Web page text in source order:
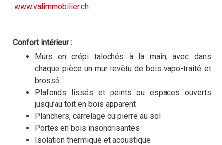
:www.valimmobilier.ch
Confort intérieur :
Murs en crépi talochés à la main, avec dans
chaque pièce un mur revêtu de bois vapo-traité et
brossé
Plafonds lissés et peints ou espaces ouverts
jusqu’au toit en bois apparent
Planchers, carrelage ou pierre au sol
Portes en bois insonorisantes
Isolation thermique et acoustique